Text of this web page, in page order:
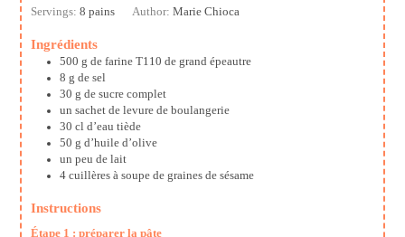
Servings:8 pains Author: Marie Chioca
Ingrédients
500 g de farine T110 de grand épeautre
8 g de sel
30 g de sucre complet
un sachet de levure de boulangerie
30 cl d’eau tiède
50 g d’huile d’olive
un peu de lait
4 cuillères à soupe de graines de sésame
Instructions
Étape 1 : préparer la pâte